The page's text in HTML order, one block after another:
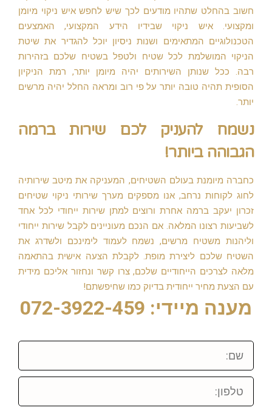
חשוב בהחלט שתהיו מודעים לכך שיש לחפש איש ניקוי מיומן
ומקצועי. איש ניקוי שבידיו הידע המקצועי, האמצעים
הטכנולוגיים המתאימים ושנות ניסיון יוכל להגדיר את שיטת
הניקוי המושלמת לכל שטיח ולטפל בשטיח שלכם בזהירות
רבה. ככל שנותן השירותים יהיה מיומן יותר, רמת הניקיון
הסופית תהיה טובה יותר על פי רוב ומראה החלל יהיה מרשים
יותר.
נשמח להעניק לכם שירות ברמה
הגבוהה ביותר!
כחברה מיומנת בעולם השטיחים, המעניקה את מיטב שירותיה
לחוג לקוחות נרחב, אנו מספקים מערך שירותי ניקוי שטיחים
זכרון יעקב ברמה אחרת ורוצים למתן שירות ייחודי לכל אחד
לשביעות רצונו המלאה. אם הנכם מעוניינים לקבל שירות ייחודי
וליהנות משטיח מרשים, נשמח לעמוד לימינכם ולשדרג את
השטיח שלכם ליצירת מופת. לקבלת הצעה אישית בהתאמה
מלאה לצרכים הייחודיים שלכם, צרו קשר ונחזור אליכם מידית
עם הצעת מחיר ייחודית בדיוק כמו שחיפשתם!
מענה מיידי: 072-3922-459
שם:
טלפון: